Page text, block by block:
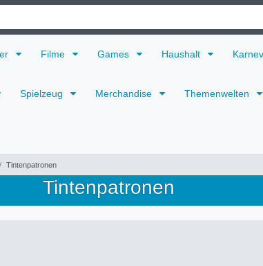
Filme Games Haushalt
Spielzeug Merchandise Themenwelten
Tintenpatronen
Tintenpatronen